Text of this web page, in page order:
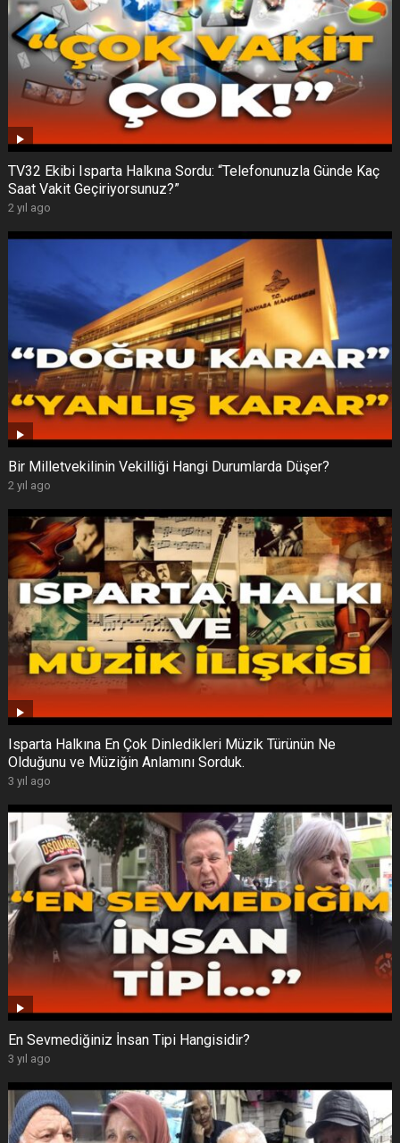
TV32 Ekibi Isparta Halkına Sordu: “Telefonunuzla Günde Kaç
Saat Vakit Geçiriyorsunuz?”
2 yıl ago
Bir Milletvekilinin Vekilliği Hangi Durumlarda Düşer?
2 yıl ago
Isparta Halkına En Çok Dinledikleri Müzik Türünün Ne
Olduğunu ve Müziğin Anlamını Sorduk.
3 yıl ago
En Sevmediğiniz İnsan Tipi Hangisidir?
3 yıl ago